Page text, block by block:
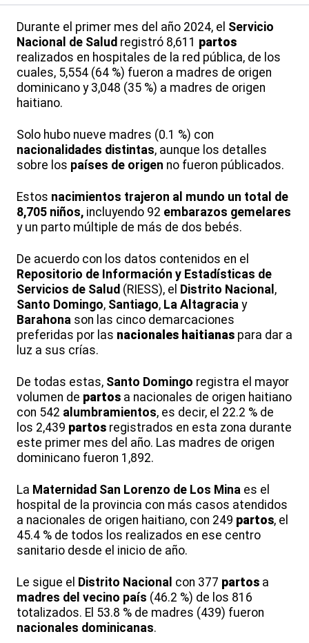
Durante el primer mes del año 2024, el Servicio
Nacional de Salud registró 8,611 partos
realizados en hospitales de la red pública, de los
cuales, 5,554 (64 %) fueron a madres de origen
dominicano y 3,048 (35 %) a madres de origen
haitiano.
Solo hubo nueve madres (0.1 %) con
nacionalidades distintas, aunque los detalles
sobre los países de origen no fueron públicados.
Estos nacimientos trajeron al mundo un total de
8,705 niños, incluyendo 92 embarazos gemelares
y un parto múltiple de más de dos bebés.
De acuerdo con los datos contenidos en el
Repositorio de Información y Estadísticas de
Servicios de Salud (RIESS), el Distrito Nacional ,
Santo Domingo, Santiago, La Altagracia y
Barahona son las cinco demarcaciones
preferidas por las nacionales haitianas para dar a
luz a sus crías.
De todas estas, Santo Domingo registra el mayor
volumen de partos a nacionales de origen haitiano
con 542 alumbramientos, es decir, el 22.2 % de
los 2,439 partos registrados en esta zona durante
este primer mes del año. Las madres de origen
dominicano fueron 1,892.
La Maternidad San Lorenzo de Los Mina es el
hospital de la provincia con más casos atendidos
a nacionales de origen haitiano, con 249 partos, el
45.4 % de todos los realizados en ese centro
sanitario desde el inicio de año.
Le sigue el Distrito Nacional con 377 partos a
madres del vecino país (46.2 %) de los 816
totalizados. El 53.8 % de madres (439) fueron
nacionales dominicanas.